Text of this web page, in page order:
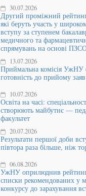
30.07.2026
Другий проміжний
які беруть участь у
вступу за ступенем
медичного та
спрямувань на основі
13.07.2026
Приймальна комісія УжНУ
готовність до прийому
10.07.2026
Освіта на часі:
створюють майбутнє —
факультет
20.07.2026
Результати першої доби
півтора раза більше, ніж
06.08.2026
УжНУ оприлюднив
списки рекомендованих у
конкурсу до зарахування